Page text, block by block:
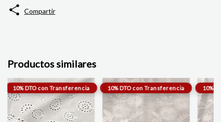
Compartir
Productos similares